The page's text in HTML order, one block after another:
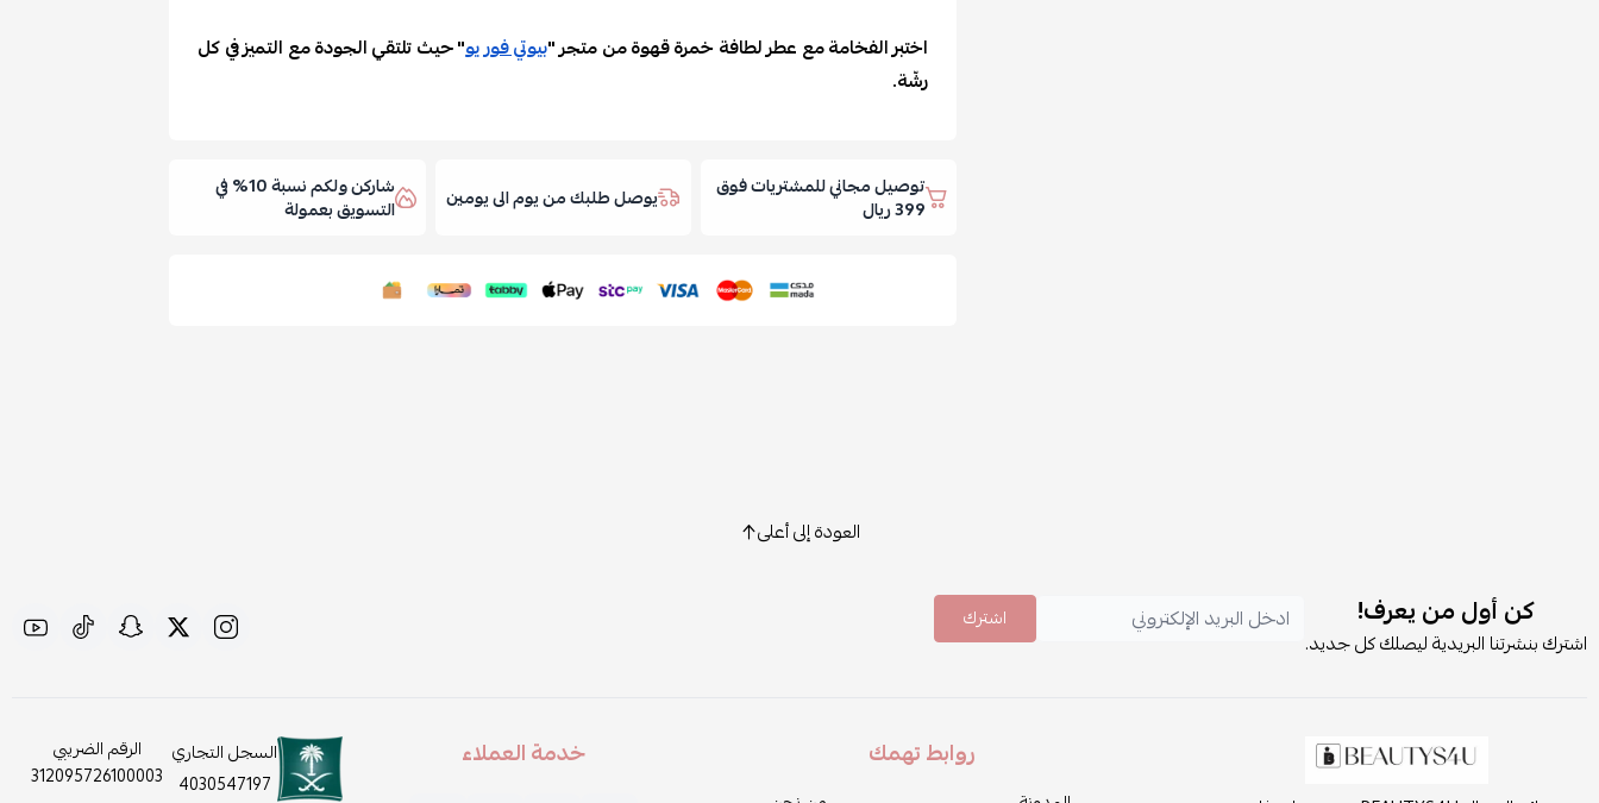
اختبر الفخامة مع عطر لطافة خمرة قهوة من متجر "بيوتي فور يو" حيث تلتقي الجودة مع التميز في كل
رشّة.
توصيل مجاني للمشتريات فوق
399 ريال يوصل طلبك من يوم الى يومين شاركن ولكم نسبة 10% في
التسويق بعمولة
العودة إلى أعلى
كن أول من يعرف!
اشترك بنشرتنا البريدية ليصلك كل جديد.
اشترك
روابط تهمك خدمة العملاء
السجل التجاري
4030547197
الرقم الضريبي
312095726100003